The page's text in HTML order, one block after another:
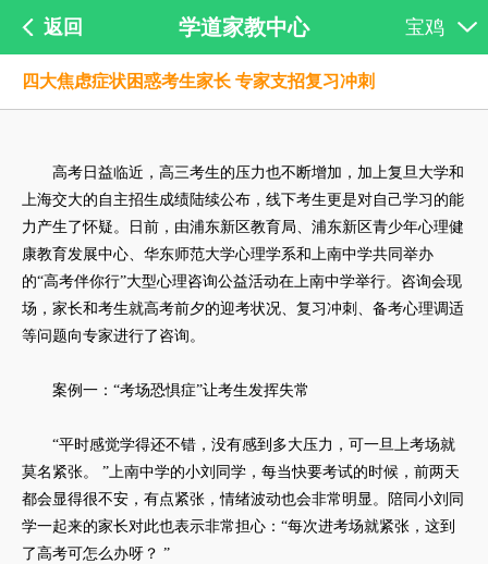
返回 学道家教中心 宝鸡
四大焦虑症状困惑考生家长 专家支招复习冲刺
高考日益临近，高三考生的压力也不断增加，加上复旦大学和
上海交大的自主招生成绩陆续公布，线下考生更是对自己学习的能
力产生了怀疑。日前，由浦东新区教育局、浦东新区青少年心理健
康教育发展中心、华东师范大学心理学系和上南中学共同举办
的“高考伴你行”大型心理咨询公益活动在上南中学举行。咨询会现
场，家长和考生就高考前夕的迎考状况、复习冲刺、备考心理调适
等问题向专家进行了咨询。
案例一：“考场恐惧症”让考生发挥失常
“平时感觉学得还不错，没有感到多大压力，可一旦上考场就
莫名紧张。 ”上南中学的小刘同学，每当快要考试的时候，前两天
都会显得很不安，有点紧张，情绪波动也会非常明显。陪同小刘同
学一起来的家长对此也表示非常担心：“每次进考场就紧张，这到
了高考可怎么办呀？ ”